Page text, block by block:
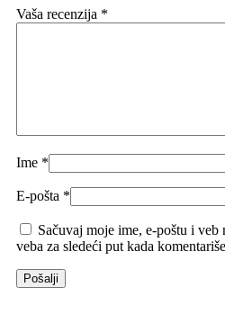
Vaša recenzija *
Ime *
E-pošta *
Sačuvaj moje ime, e-poštu i veb
veba za sledeći put kada